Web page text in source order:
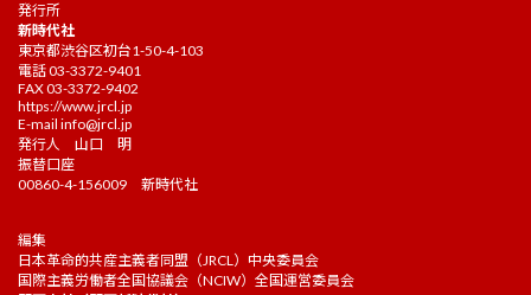
発行所
新時代社
東京都渋谷区初台1-50-4-103
電話 03-3372-9401
FAX 03-3372-9402
https://www.jrcl.jp
E-mail info@jrcl.jp
発行人 山口 明
振替口座
00860-4-156009 新時代社
編集
日本革命的共産主義者同盟（JRCL）中央委員会
国際主義労働者全国協議会（NCIW）全国運営委員会